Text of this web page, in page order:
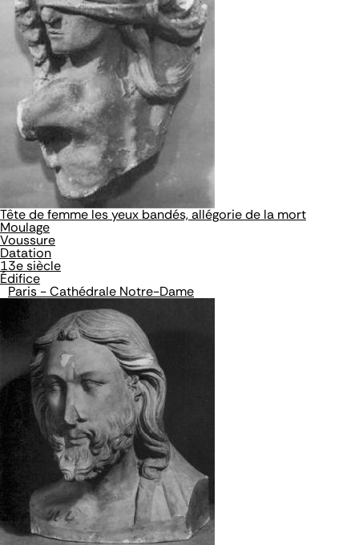
Tête de femme les yeux bandés, allégorie de la mort
Moulage
Voussure
Datation
13e siècle
Édifice
Paris - Cathédrale Notre-Dame